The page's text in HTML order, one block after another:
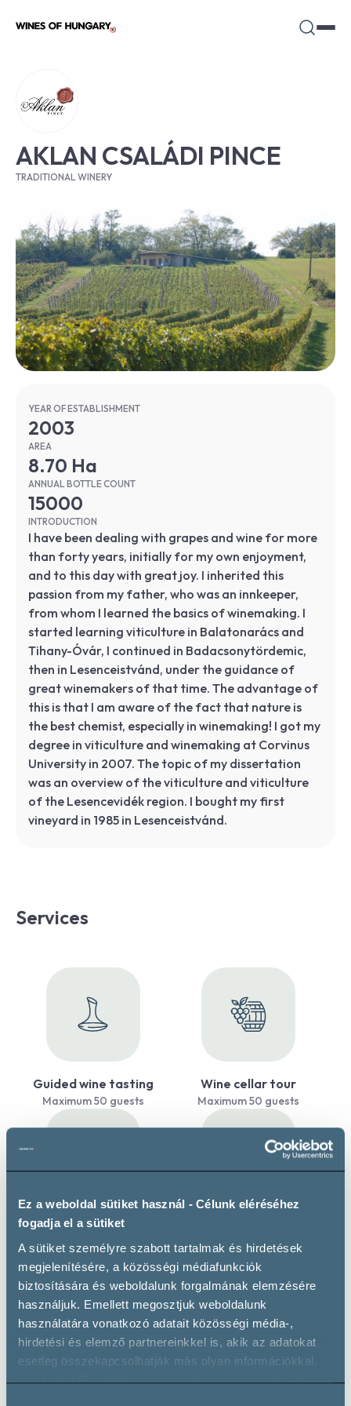
Ez a weboldal sütiket használ - Célunk eléréséhez
fogadja el a sütiket
A sütiket személyre szabott tartalmak és hirdetések
megjelenítésére, a közösségi médiafunkciók
biztosítására és weboldalunk forgalmának elemzésére
használjuk. Emellett megosztjuk weboldalunk
használatára vonatkozó adatait közösségi média-,
hirdetési és elemző partnereinkkel is, akik az adatokat
esetleg összekapcsolhatják más olyan információkkal,
amelyeket Ön adott meg számukra, vagy amelyeket
AKLAN CSALÁDI PINCE
TRADITIONAL WINERY
YEAR OF ESTABLISHMENT
2003
AREA
8.70 Ha
ANNUAL BOTTLE COUNT
15000
INTRODUCTION
I have been dealing with grapes and wine for more
than forty years, initially for my own enjoyment,
and to this day with great joy. I inherited this
passion from my father, who was an innkeeper,
from whom I learned the basics of winemaking. I
started learning viticulture in Balatonarács and
Tihany-Óvár, I continued in Badacsonytördemic,
then in Lesenceistvánd, under the guidance of
great winemakers of that time. The advantage of
this is that I am aware of the fact that nature is
the best chemist, especially in winemaking! I got my
degree in viticulture and winemaking at Corvinus
University in 2007. The topic of my dissertation
was an overview of the viticulture and viticulture
of the Lesencevidék region. I bought my first
vineyard in 1985 in Lesenceistvánd.
Services
Guided wine tasting
Maximum 50 guests
Wine cellar tour
Maximum 50 guests
Own accommodation
Maximum 10 guests Maximum 50 guests
Private parking Wheelchair accessible